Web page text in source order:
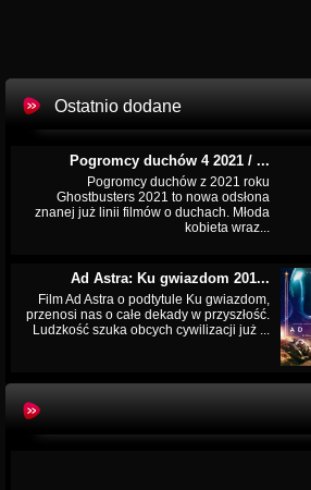
Ostatnio dodane
Pogromcy duchów 4 2021 / ...
Pogromcy duchów z 2021 roku
Ghostbusters 2021 to nowa odsłona
znanej już linii filmów o duchach. Młoda
kobieta wraz...
Ad Astra: Ku gwiazdom 201...
Film Ad Astra o podtytule Ku gwiazdom,
przenosi nas o całe dekady w przyszłość.
Ludzkość szuka obcych cywilizacji już ...